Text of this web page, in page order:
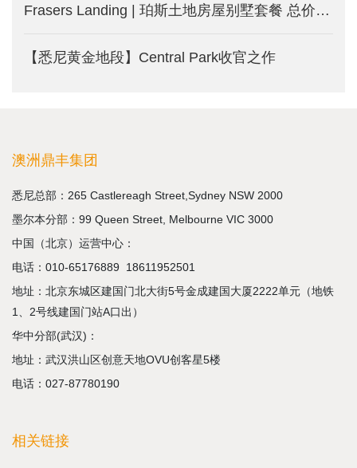
Frasers Landing | 珀斯土地房屋别墅套餐 总价27.7万澳币起
【悉尼黄金地段】Central Park收官之作
澳洲鼎丰集团
悉尼总部：265 Castlereagh Street,Sydney NSW 2000
墨尔本分部：99 Queen Street, Melbourne VIC 3000
中国（北京）运营中心：
电话： 010-65176889 18611952501
地址：北京东城区建国门北大街5号金成建国大厦2222单元（地铁
1、2号线建国门站A口出）
华中分部(武汉)：
地址：武汉洪山区创意天地OVU创客星5楼
电话：027-87780190
相关链接